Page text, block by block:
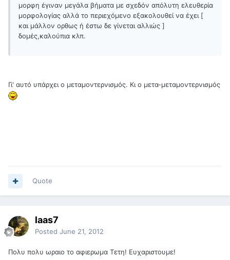
μορφη έγιναν μεγάλα βήματα με σχεδόν απόλυτη ελευθερία
μορφολογίας αλλά το περιεχόμενο εξακολουθεί να έχει [
και μάλλον ορθως ή έστω δε γίνεται αλλιώς ]
δομές,καλούπια κλπ.
Γι' αυτό υπάρχει ο μεταμοντερνισμός. Κι ο μετα-μεταμοντερνισμός
Quote
laas7
Posted June 21, 2012
Πολυ πολυ ωραιο το αφιερωμα Τετη! Ευχαριστουμε!